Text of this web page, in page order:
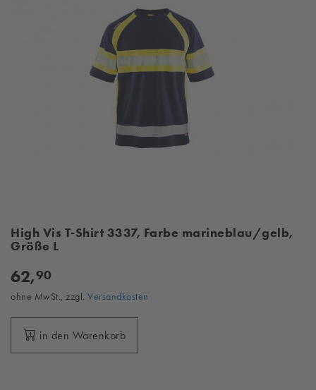
High Vis T-Shirt 3337, Farbe marineblau/gelb,
Größe L
62,90
ohne MwSt., zzgl. Versandkosten
in den Warenkorb